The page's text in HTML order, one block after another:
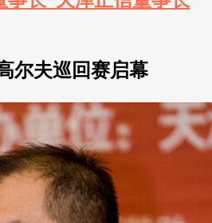
尔夫巡回赛启幕